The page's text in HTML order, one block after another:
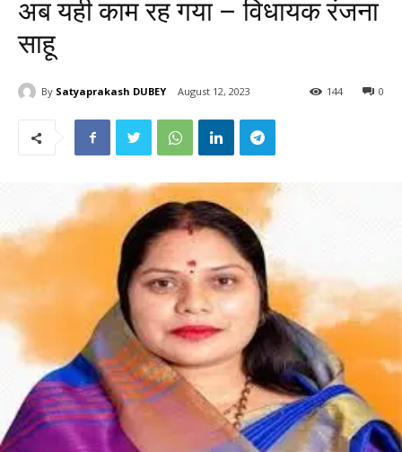
अब यही काम रह गया – विधायक रंजना
साहू
By Satyaprakash DUBEY August 12, 2023 0
144